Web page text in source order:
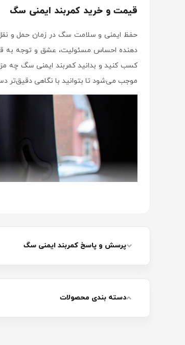
قیمت و خرید کمربند ایمنی سگ
حفظ ایمنی و سلامت سگ در زمان حمل و
دهنده احساس مسئولیت، عشق و توجه به
کسب کنید و بدانید کمربند ایمنی سگ چه
موجب می‌شود تا بتوانید با نگاهی دقیق‌تر
پرسش و پاسخ کمربند ایمنی سگ
دسته بندی محصولات